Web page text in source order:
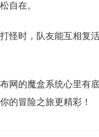
自在。
怪时，队友能互相复
网的魔盒系统心里有
的冒险之旅更精彩！